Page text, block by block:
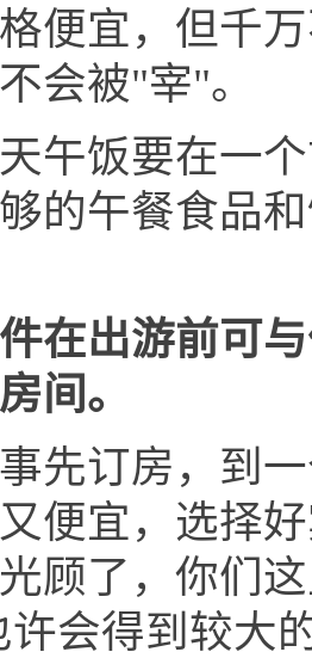
便宜，但千
会被"宰"。
午饭要在一
的午餐食品
在出游前可
间。
先订房，到
便宜，选择
顾了，你们
会得到较大